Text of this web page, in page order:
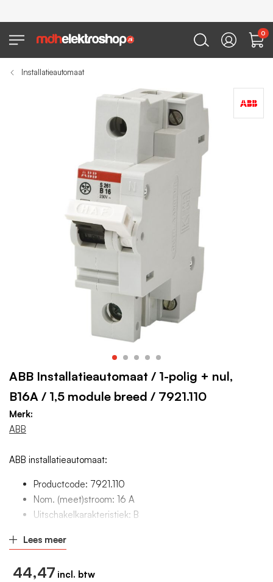
0
Installatieautomaat
ABB Installatieautomaat / 1-polig + nul,
B16A / 1,5 module breed / 7921.110
Merk:
ABB
44,47
ABB installatieautomaat:
Productcode: 7921.110
Nom. (meet)stroom: 16 A
Uitschakelkarakteristiek: B
Meeschakelende nul: Ja
Lees meer